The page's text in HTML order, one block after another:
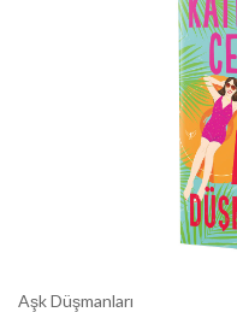
Aşk Düşmanları